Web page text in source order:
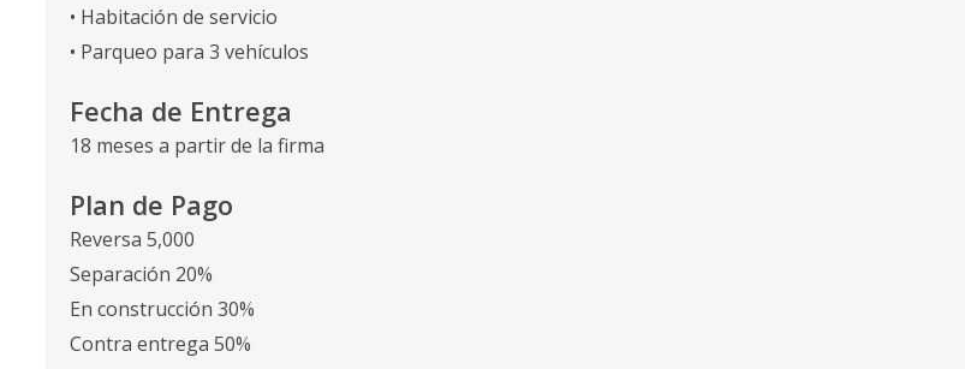
• Habitación de servicio
• Parqueo para 3 vehículos
Fecha de Entrega
18 meses a partir de la firma
Plan de Pago
Reversa 5,000
Separación 20%
En construcción 30%
Contra entrega 50%